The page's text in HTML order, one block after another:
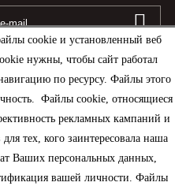
cookie и установленный веб
нужны, чтобы сайт работал
по ресурсу. Файлы этого
Файлы cookie, относящиеся
рекламных кампаний и
тех, кого заинтересовала наша
Ваших персональных данных,
вашей личности. Файлы